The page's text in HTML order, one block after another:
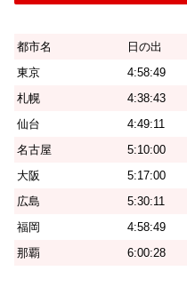
都市名 日の出
東京
4:58:49
札幌
4:38:43
仙台
4:49:11
名古屋
5:10:00
大阪
5:17:00
広島
5:30:11
福岡
4:58:49
那覇
6:00:28